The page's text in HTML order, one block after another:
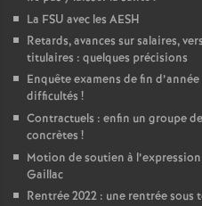
La FSU avec les AESH
Retards, avances sur salaires,
titulaires : quelques précisions
Enquête examens de fin
difficultés !
Contractuels : enfin un groupe
concrètes !
Motion de soutien à
Gaillac
Rentrée 2022 : une rentrée sous